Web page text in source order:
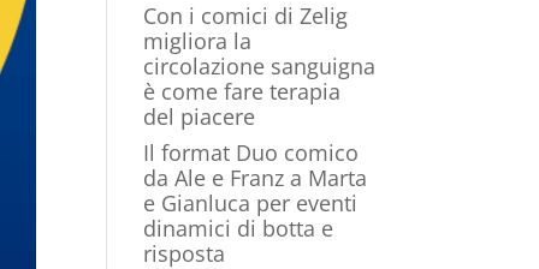
Con i comici di Zelig
migliora la
circolazione sanguigna
è come fare terapia
del piacere
Il format Duo comico
da Ale e Franz a Marta
e Gianluca per eventi
dinamici di botta e
risposta